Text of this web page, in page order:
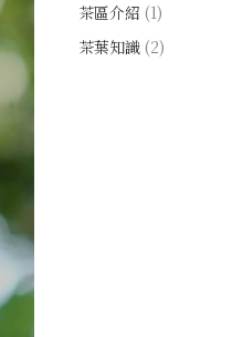
茶區介紹 (1)
茶葉知識 (2)